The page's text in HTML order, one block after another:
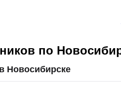
по
Новосибирске